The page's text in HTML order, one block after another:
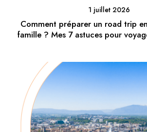
1 juillet 2026
Comment préparer un road trip
famille ? Mes 7 astuces pour